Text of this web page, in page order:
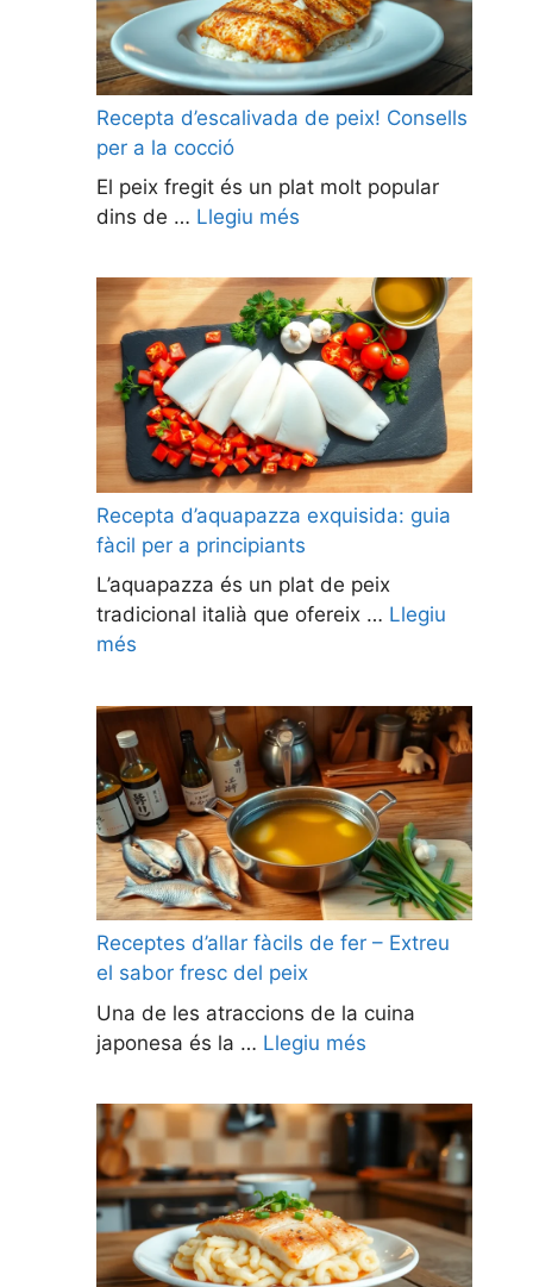
Recepta d’escalivada de peix! Consells
per a la cocció
El peix fregit és un plat molt popular
dins de … Llegiu més
Recepta d’aquapazza exquisida: guia
fàcil per a principiants
L’aquapazza és un plat de peix
tradicional italià que ofereix … Llegiu
més
Receptes d’allar fàcils de fer – Extreu
el sabor fresc del peix
Una de les atraccions de la cuina
japonesa és la … Llegiu més